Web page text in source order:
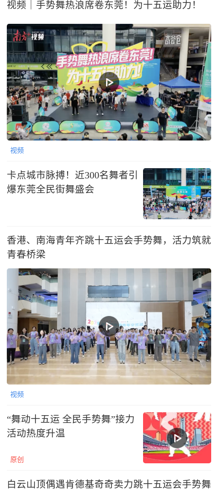
视频｜手势舞热浪席卷东莞！为十五运助力！
视频
卡点城市脉搏！近300名舞者引
爆东莞全民街舞盛会
香港、南海青年齐跳十五运会手势舞，活力筑就
青春桥梁
视频
“舞动十五运 全民手势舞”接力
活动热度升温
原创
白云山顶偶遇肯德基奇奇卖力跳十五运会手势舞